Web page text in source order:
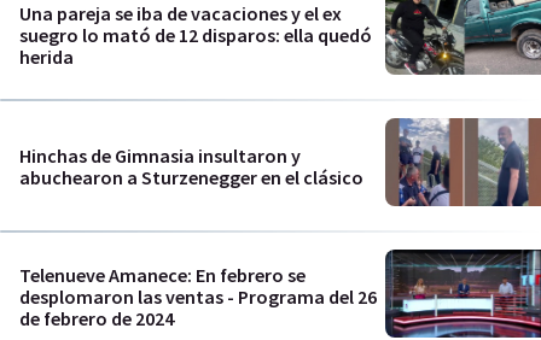
Una pareja se iba de vacaciones y el ex
suegro lo mató de 12 disparos: ella quedó
herida
Hinchas de Gimnasia insultaron y
abuchearon a Sturzenegger en el clásico
Telenueve Amanece: En febrero se
desplomaron las ventas - Programa del 26
de febrero de 2024